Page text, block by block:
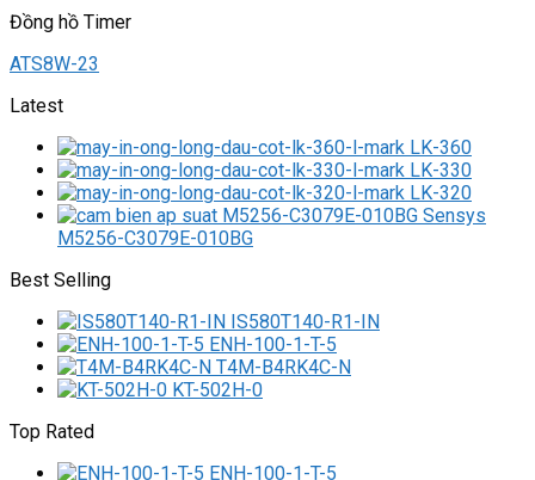
Đồng hồ Timer
ATS8W-23
Latest
LK-360
LK-330
LK-320
M5256-C3079E-010BG
Best Selling
IS580T140-R1-IN
ENH-100-1-T-5
T4M-B4RK4C-N
KT-502H-0
Top Rated
ENH-100-1-T-5